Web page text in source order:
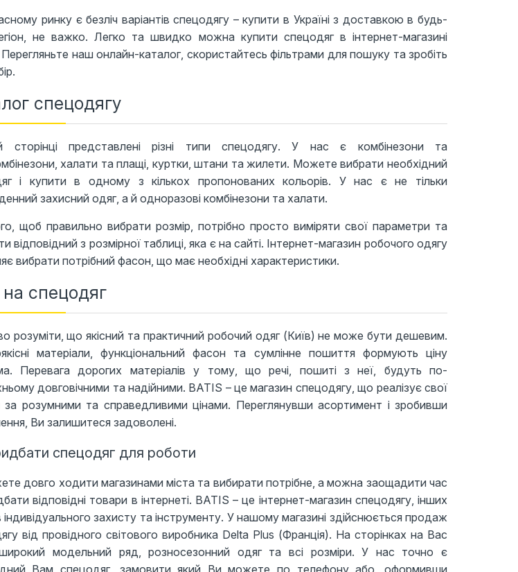
ринку є безліч варіантів спецодягу – купити в Україні з доставкою в будь-
не важко. Легко та швидко можна купити спецодяг в інтернет-магазині
наш онлайн-каталог, скористайтесь фільтрами для пошуку та зробіть
спецодягу
сторінці представлені різні типи спецодягу. У нас є комбінезони та
халати та плащі, куртки, штани та жилети. Можете вибрати необхідний
і купити в одному з кількох пропонованих кольорів. У нас є не тільки
захисний одяг, а й одноразові комбінезони та халати.
щоб правильно вибрати розмір, потрібно просто виміряти свої параметри та
відповідний з розмірної таблиці, яка є на сайті. Інтернет-магазин робочого одягу
вибрати потрібний фасон, що має необхідні характеристики.
на спецодяг
розуміти, що якісний та практичний робочий одяг (Київ) не може бути дешевим.
матеріали, функціональний фасон та сумлінне пошиття формують ціну
Перевага дорогих матеріалів у тому, що речі, пошиті з неї, будуть по-
довговічними та надійними. BATIS – це магазин спецодягу, що реалізує свої
за розумними та справедливими цінами. Переглянувши асортимент і зробивши
Ви залишитеся задоволені.
спецодяг для роботи
довго ходити магазинами міста та вибирати потрібне, а можна заощадити час
відповідні товари в інтернеті. BATIS – це інтернет-магазин спецодягу, інших
індивідуального захисту та інструменту. У нашому магазині здійснюється продаж
від провідного світового виробника Delta Plus (Франція). На сторінках на Вас
модельний ряд, розносезонний одяг та всі розміри. У нас точно є